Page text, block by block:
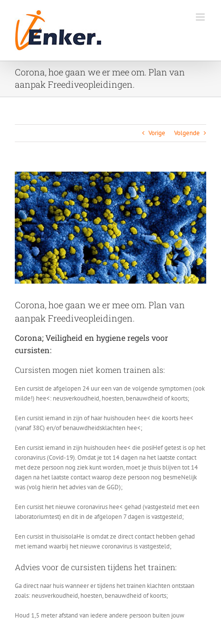
inhoud
Corona, hoe gaan we er mee om. Plan van
aanpak Freediveopleidingen.
Vorige Volgende
Bekijk
grotere
afbeelding
Corona, hoe gaan we er mee om. Plan van
aanpak Freediveopleidingen.
Corona; Veiligheid en hygiene regels voor
cursisten:
Cursisten mogen niet komen trainen als:
Een cursist de afgelopen 24 uur een van de volgende symptomen (ook
milde!) hee<: neusverkoudheid, hoesten, benauwdheid of koorts;
Een cursist iemand in zijn of haar huishouden hee< die koorts hee<
(vanaf 38C) en/of benauwdheidsklachten hee<;
Een cursist iemand in zijn huishouden hee< die posiHef getest is op het
coronavirus (Covid-19). Omdat je tot 14 dagen na het laatste contact
met deze persoon nog ziek kunt worden, moet je thuis blijven tot 14
dagen na het laatste contact waarop deze persoon nog besmeNelijk
was (volg hierin het advies van de GGD);
Een cursist het nieuwe coronavirus hee< gehad (vastgesteld met een
laboratoriumtest) en dit in de afgelopen 7 dagen is vastgesteld;
Een cursist in thuisisolaHe is omdat ze direct contact hebben gehad
met iemand waarbij het nieuwe coronavirus is vastgesteld;
Advies voor de cursisten tijdens het trainen:
Ga direct naar huis wanneer er tijdens het trainen klachten ontstaan
zoals: neusverkoudheid, hoesten, benauwdheid of koorts;
Houd 1,5 meter afstand van iedere andere persoon buiten jouw